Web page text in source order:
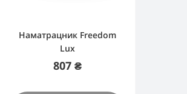
Наматрацник Freedom
Lux
807 ₴